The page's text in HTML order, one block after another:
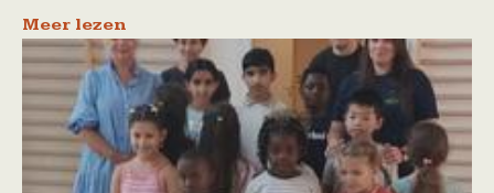
Meer lezen